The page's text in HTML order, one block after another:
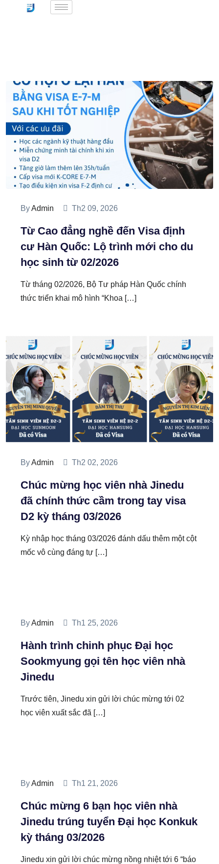
ByAdmin Th2 09, 2026
Từ Cao đẳng nghề đến Visa định
cư Hàn Quốc: Lộ trình mới cho du
học sinh từ 02/2026
Từ tháng 02/2026, Bộ Tư pháp Hàn Quốc chính
thức triển khai mô hình “Khoa […]
ByAdmin Th2 02, 2026
Chúc mừng học viên nhà Jinedu
đã chính thức cầm trong tay visa
D2 kỳ tháng 03/2026
Kỳ nhập học tháng 03/2026 đánh dấu thêm một cột
mốc vô cùng đáng tự […]
ByAdmin Th1 25, 2026
Hành trình chinh phục Đại học
Sookmyung gọi tên học viên nhà
Jinedu
Trước tiên, Jinedu xin gửi lời chúc mừng tới 02
học viên xuất sắc đã […]
ByAdmin Th1 21, 2026
Chúc mừng 6 bạn học viên nhà
Jinedu trúng tuyển Đại học Konkuk
kỳ tháng 03/2026
Jinedu xin gửi lời chúc mừng nồng nhiệt tới 6 “báo